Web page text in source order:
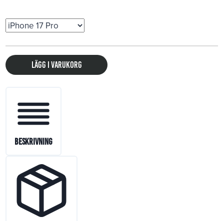
Lägg i varukorg
Beskrivning